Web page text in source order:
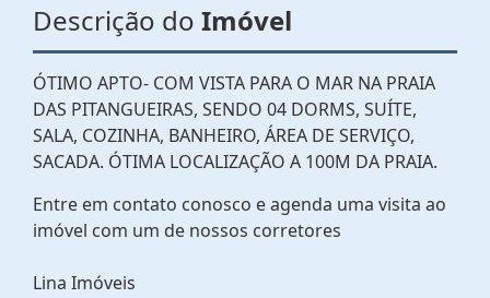
Descrição do Imóvel
ÓTIMO APTO- COM VISTA PARA O MAR NA PRAIA
DAS PITANGUEIRAS, SENDO 04 DORMS, SUÍTE,
SALA, COZINHA, BANHEIRO, ÁREA DE SERVIÇO,
SACADA. ÓTIMA LOCALIZAÇÃO A 100M DA PRAIA.
Entre em contato conosco e agenda uma visita ao
imóvel com um de nossos corretores
Lina Imóveis